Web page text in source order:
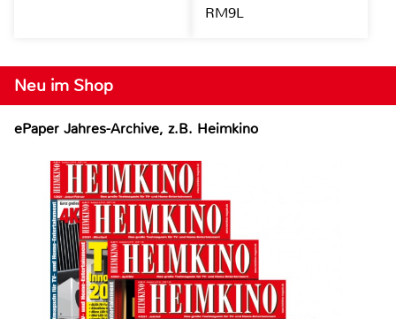
Neu im Shop
ePaper Jahres-Archive, z.B. Heimkino
RM9L